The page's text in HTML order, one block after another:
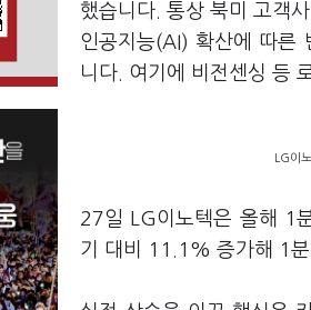
했습니다. 통상 북미 고객
인공지능(AI) 확산에 따른
니다. 여기에 비전센싱 등
LG이
27일 LG이노텍은 올해 1
기 대비 11.1% 증가해 1